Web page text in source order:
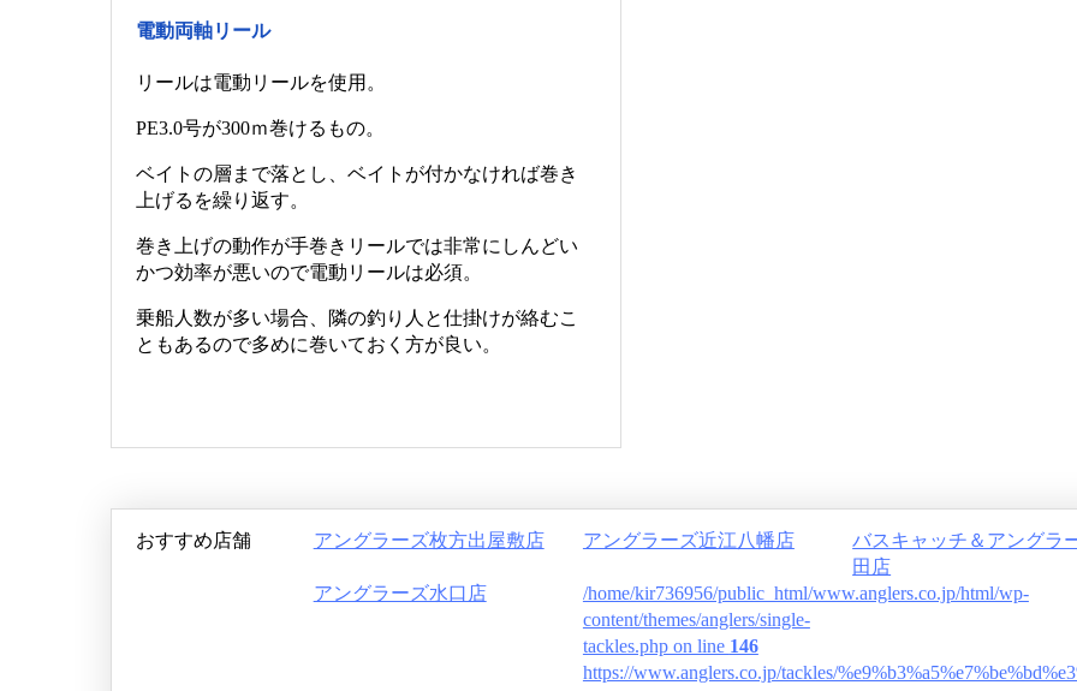
電動両軸リール
リールは電動リールを使用。
PE3.0号が300ｍ巻けるもの。
ベイトの層まで落とし、ベイトが付かなければ巻き
上げるを繰り返す。
巻き上げの動作が手巻きリールでは非常にしんどい
かつ効率が悪いので電動リールは必須。
乗船人数が多い場合、隣の釣り人と仕掛けが絡むこ
ともあるので多めに巻いておく方が良い。
おすすめ店舗 アングラーズ枚方出屋敷店 アングラーズ近江八幡店
バスキャッチ＆アングラ
田店
アングラーズ水口店
/home/kir736956/public_html/www.anglers.co.jp/html/wp-
content/themes/anglers/single-
tackles.php on line 146
https://www.anglers.co.jp/tackles/